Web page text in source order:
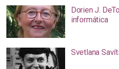
Dorien J.
informática
Svetlana